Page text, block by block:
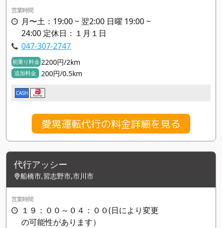
営業時間
月〜土：19:00 ~ 翌2:00 日曜 19:00 ~
24:00 定休日：１月１日
047-307-2747
初乗り料金 2200円/2km
追加料金 200円/0.5km
CASH
愛晃運転代行の料金詳細を見る
代行アッシー
船橋市,習志野市,市川市
営業時間
１９：００～０４：００(日により変更
の可能性があります）